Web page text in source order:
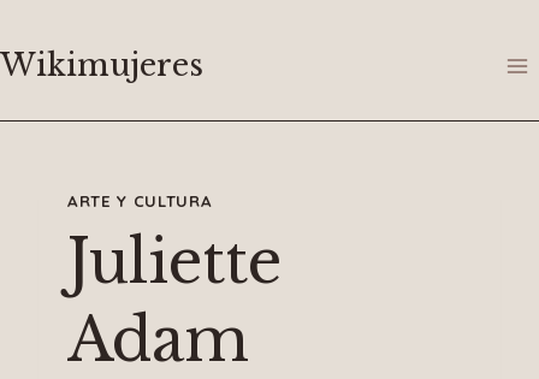
al
Wikimujeres
ARTE Y CULTURA
Juliette
Adam